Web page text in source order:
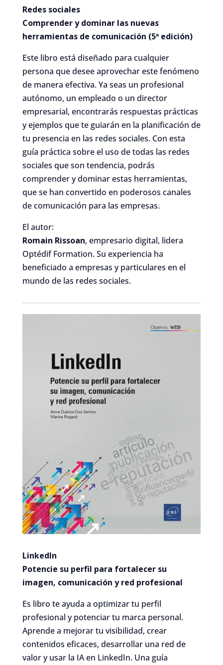
Redes sociales
Comprender y dominar las nuevas
herramientas de comunicación (5ª edición)
Este libro está diseñado para cualquier
persona que desee aprovechar este fenómeno
de manera efectiva. Ya seas un profesional
autónomo, un empleado o un director
empresarial, encontrarás respuestas prácticas
y ejemplos que te guiarán en la planificación de
tu presencia en las redes sociales. Con esta
guía práctica sobre el uso de todas las redes
sociales que son tendencia, podrás
comprender y dominar estas herramientas,
que se han convertido en poderosos canales
de comunicación para las empresas.
El autor:
Romain Rissoan, empresario digital, lidera
Optédif Formation. Su experiencia ha
beneficiado a empresas y particulares en el
mundo de las redes sociales.
LinkedIn
Potencie su perfil para fortalecer su
imagen, comunicación y red profesional
Es libro te ayuda a optimizar tu perfil
profesional y potenciar tu marca personal.
Aprende a mejorar tu visibilidad, crear
contenidos eficaces, desarrollar una red de
valor y usar la IA en LinkedIn. Una guía